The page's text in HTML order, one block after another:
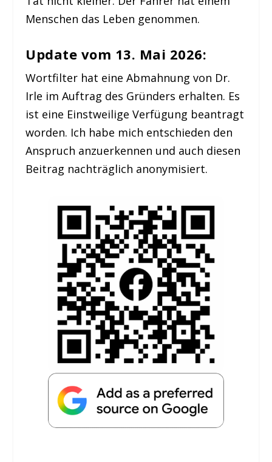
Menschen das Leben genommen.
Update vom 13. Mai 2026:
Wortfilter hat eine Abmahnung von Dr.
Irle im Auftrag des Gründers erhalten. Es
ist eine Einstweilige Verfügung beantragt
worden. Ich habe mich entschieden den
Anspruch anzuerkennen und auch diesen
Beitrag nachträglich anonymisiert.